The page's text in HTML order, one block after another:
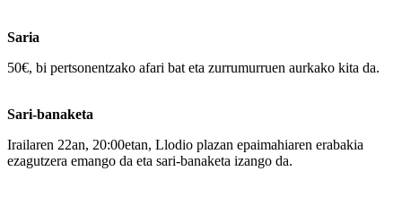
Saria
50€, bi pertsonentzako afari bat eta zurrumurruen aurkako kita da.
Sari-banaketa
Irailaren 22an, 20:00etan, Llodio plazan epaimahiaren erabakia
ezagutzera emango da eta sari-banaketa izango da.